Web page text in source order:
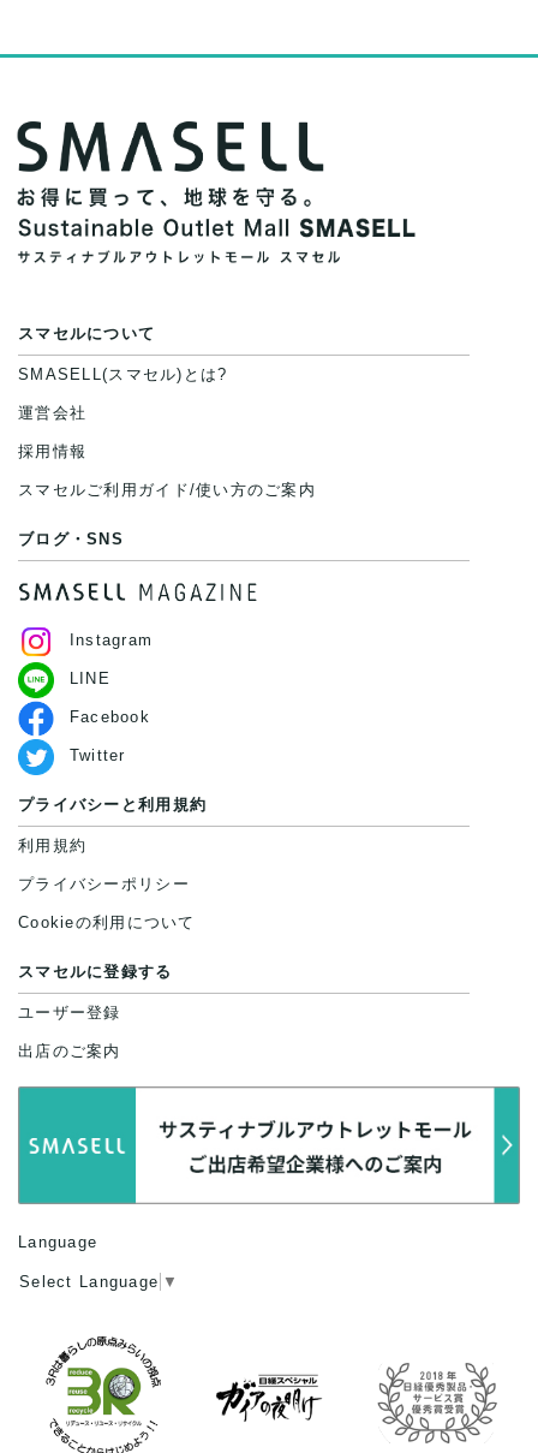
スマセルについて
SMASELL(スマセル)とは?
運営会社
採用情報
スマセルご利用ガイド/使い方のご案内
ブログ・SNS
Instagram
LINE
Facebook
Twitter
プライバシーと利用規約
利用規約
プライバシーポリシー
Cookieの利用について
スマセルに登録する
ユーザー登録
出店のご案内
Language
Select Language ▼